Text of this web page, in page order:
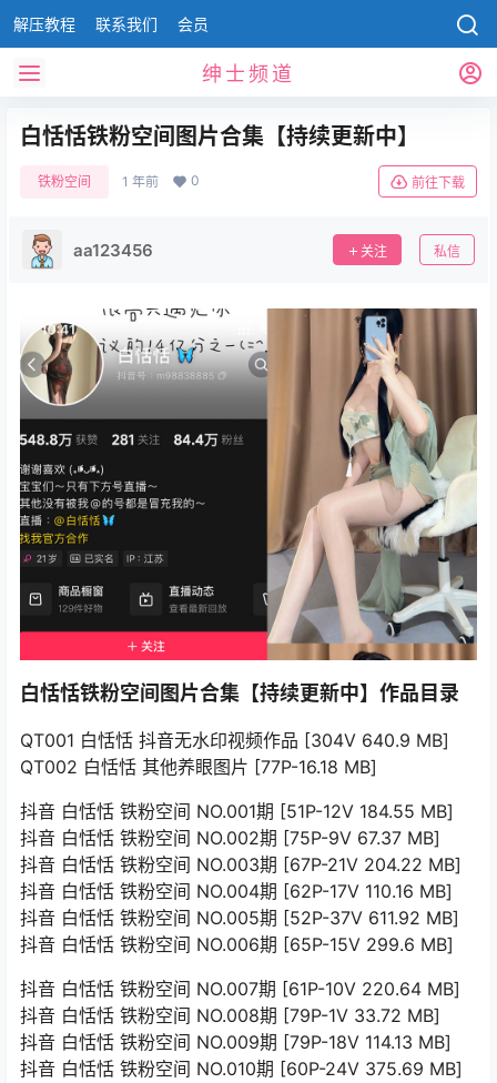
解压教程 联系我们 会员
绅士频道
白恬恬铁粉空间图片合集【持续更新中】
铁粉空间 1 年前 0 前往下载
aa123456 关注 私信
白恬恬铁粉空间图片合集【持续更新中】作品目录
QT001 白恬恬 抖音无水印视频作品 [304V 640.9 MB]
QT002 白恬恬 其他养眼图片 [77P-16.18 MB]
抖音 白恬恬 铁粉空间 NO.001期 [51P-12V 184.55 MB]
抖音 白恬恬 铁粉空间 NO.002期 [75P-9V 67.37 MB]
抖音 白恬恬 铁粉空间 NO.003期 [67P-21V 204.22 MB]
抖音 白恬恬 铁粉空间 NO.004期 [62P-17V 110.16 MB]
抖音 白恬恬 铁粉空间 NO.005期 [52P-37V 611.92 MB]
抖音 白恬恬 铁粉空间 NO.006期 [65P-15V 299.6 MB]
抖音 白恬恬 铁粉空间 NO.007期 [61P-10V 220.64 MB]
抖音 白恬恬 铁粉空间 NO.008期 [79P-1V 33.72 MB]
抖音 白恬恬 铁粉空间 NO.009期 [79P-18V 114.13 MB]
抖音 白恬恬 铁粉空间 NO.010期 [60P-24V 375.69 MB]